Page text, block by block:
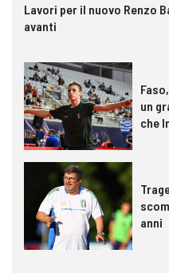
Lavori per il nuovo Renzo
avanti
un
che
anni